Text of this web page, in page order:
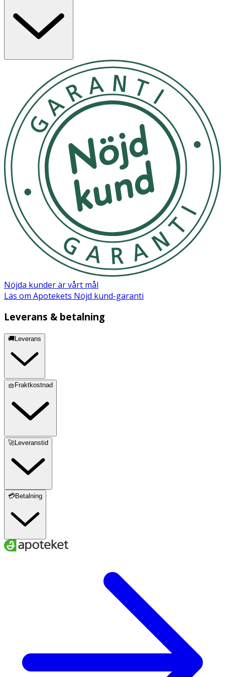
Egenskaper
- Tändstål som fungerar i regn och blåst
- Räcker upp till 3 000 drag
- Inbyggd nödvisselpipa (120 dB)
- Greppvänlig, ergonomisk design
- Säker att resa med
- Tillverkad i Sverige
- Handtag i biobaserad plast
- Färg: Rocky Red
Förvaring och skötsel
Förvaras torrt och skyddat från smuts för bästa
hållbarhet.
Nöjda kunder är vårt mål
Läs om Apotekets Nöjd kund-garanti
Leverans & betalning
🚚Leverans
🧺Fraktkostnad
🚀Leveranstid
💳Betalning